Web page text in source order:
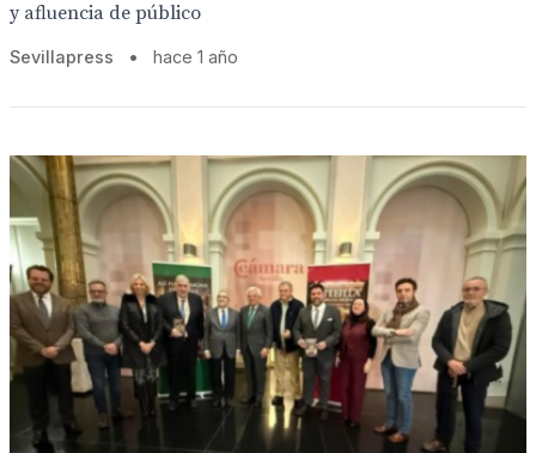
y afluencia de público
Sevillapress • hace 1 año